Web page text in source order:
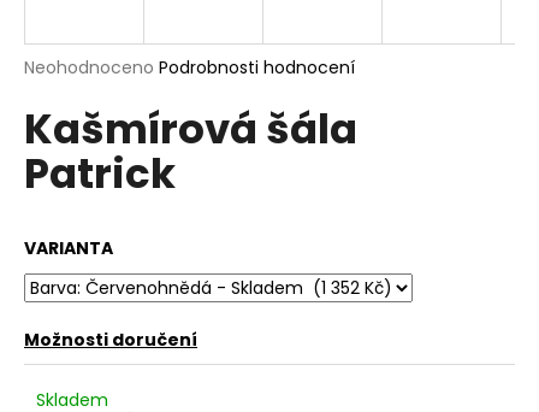
Průměrné
produktu
je
0,0
Neohodnoceno Podrobnosti hodnocení
Kašmírová šála
Patrick
VARIANTA
Možnosti doručení
Skladem
j
t
?
HLEDAT